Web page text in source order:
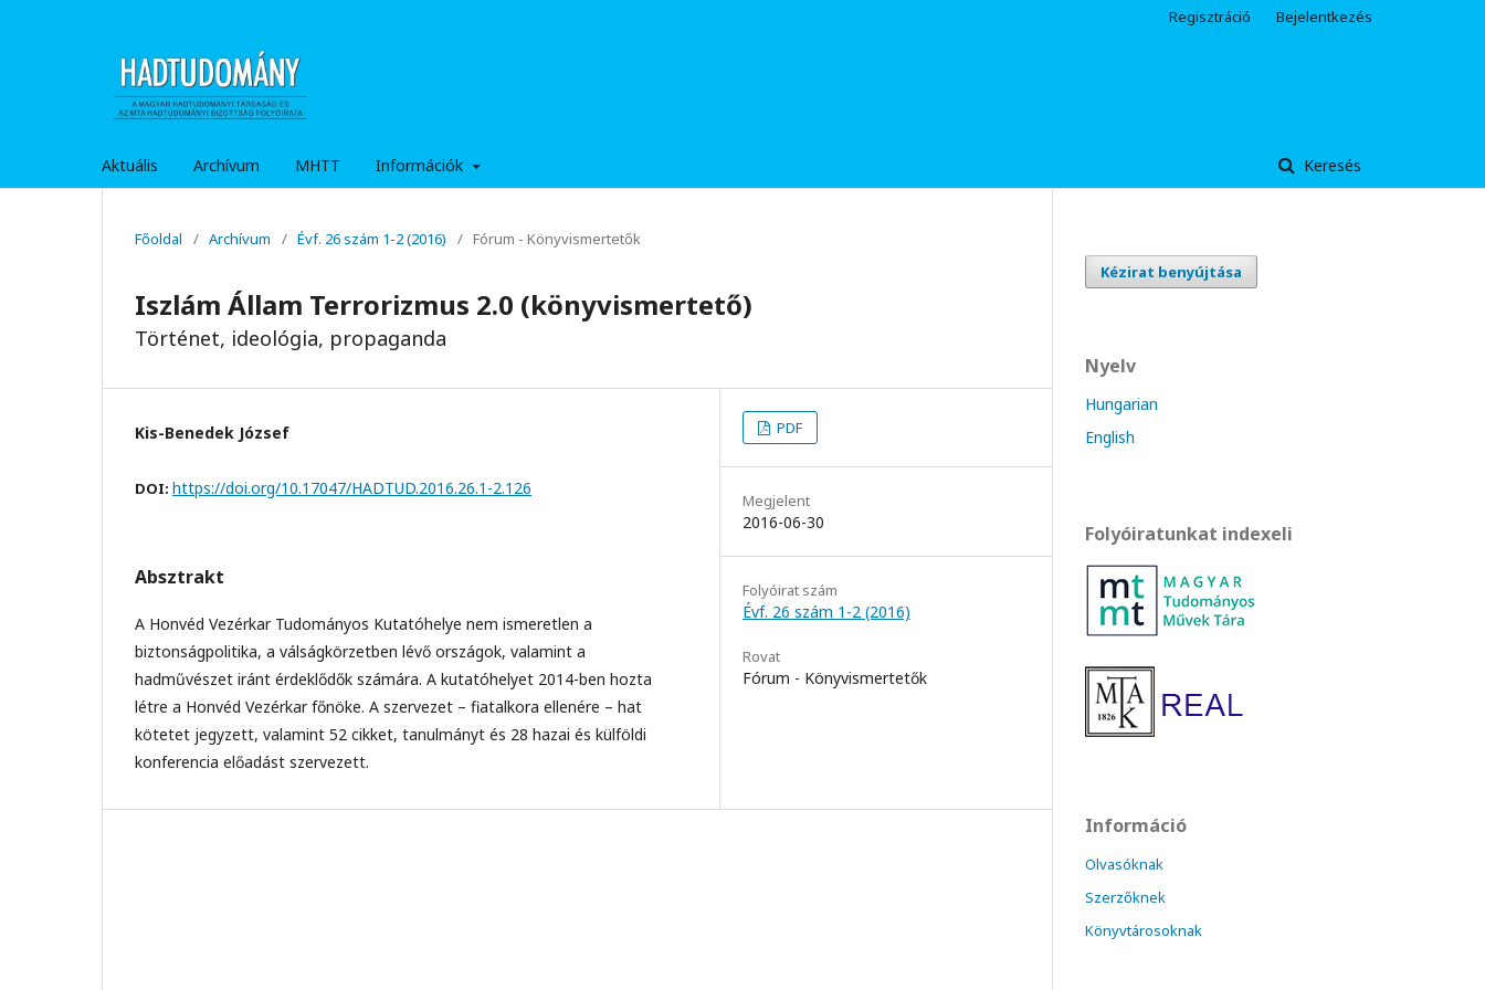
Aktuális Archívum MHTT Információk Keresés
Regisztráció Bejelentkezés
Főoldal / Archívum / Évf. 26 szám 1-2 (2016) / Fórum - Könyvismertetők
Iszlám Állam Terrorizmus 2.0 (könyvismertető)
Történet, ideológia, propaganda
Kis-Benedek József
DOI: https://doi.org/10.17047/HADTUD.2016.26.1-2.126
Absztrakt
A Honvéd Vezérkar Tudományos Kutatóhelye nem ismeretlen a
biztonságpolitika, a válságkörzetben lévő országok, valamint a
hadművészet iránt érdeklődők számára. A kutatóhelyet 2014-ben hozta
létre a Honvéd Vezérkar főnöke. A szervezet – fiatalkora ellenére – hat
kötetet jegyzett, valamint 52 cikket, tanulmányt és 28 hazai és külföldi
konferencia előadást szervezett.
PDF
Megjelent
2016-06-30
Folyóirat szám
Évf. 26 szám 1-2 (2016)
Rovat
Fórum - Könyvismertetők
Kézirat benyújtása
Nyelv
Hungarian
English
Folyóiratunkat indexeli
Információ
Olvasóknak
Szerzőknek
Könyvtárosoknak